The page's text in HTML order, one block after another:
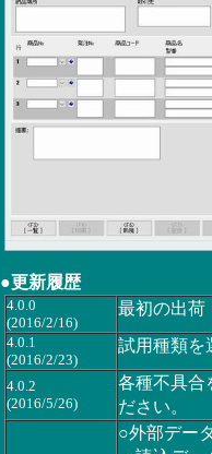
●更新履歴
4.0.0
(2016/2/16)
最初の出荷
4.0.1
(2016/2/23)
試用種類を
4.0.2
(2016/5/26)
各種不具合
ださい。
○外部デー